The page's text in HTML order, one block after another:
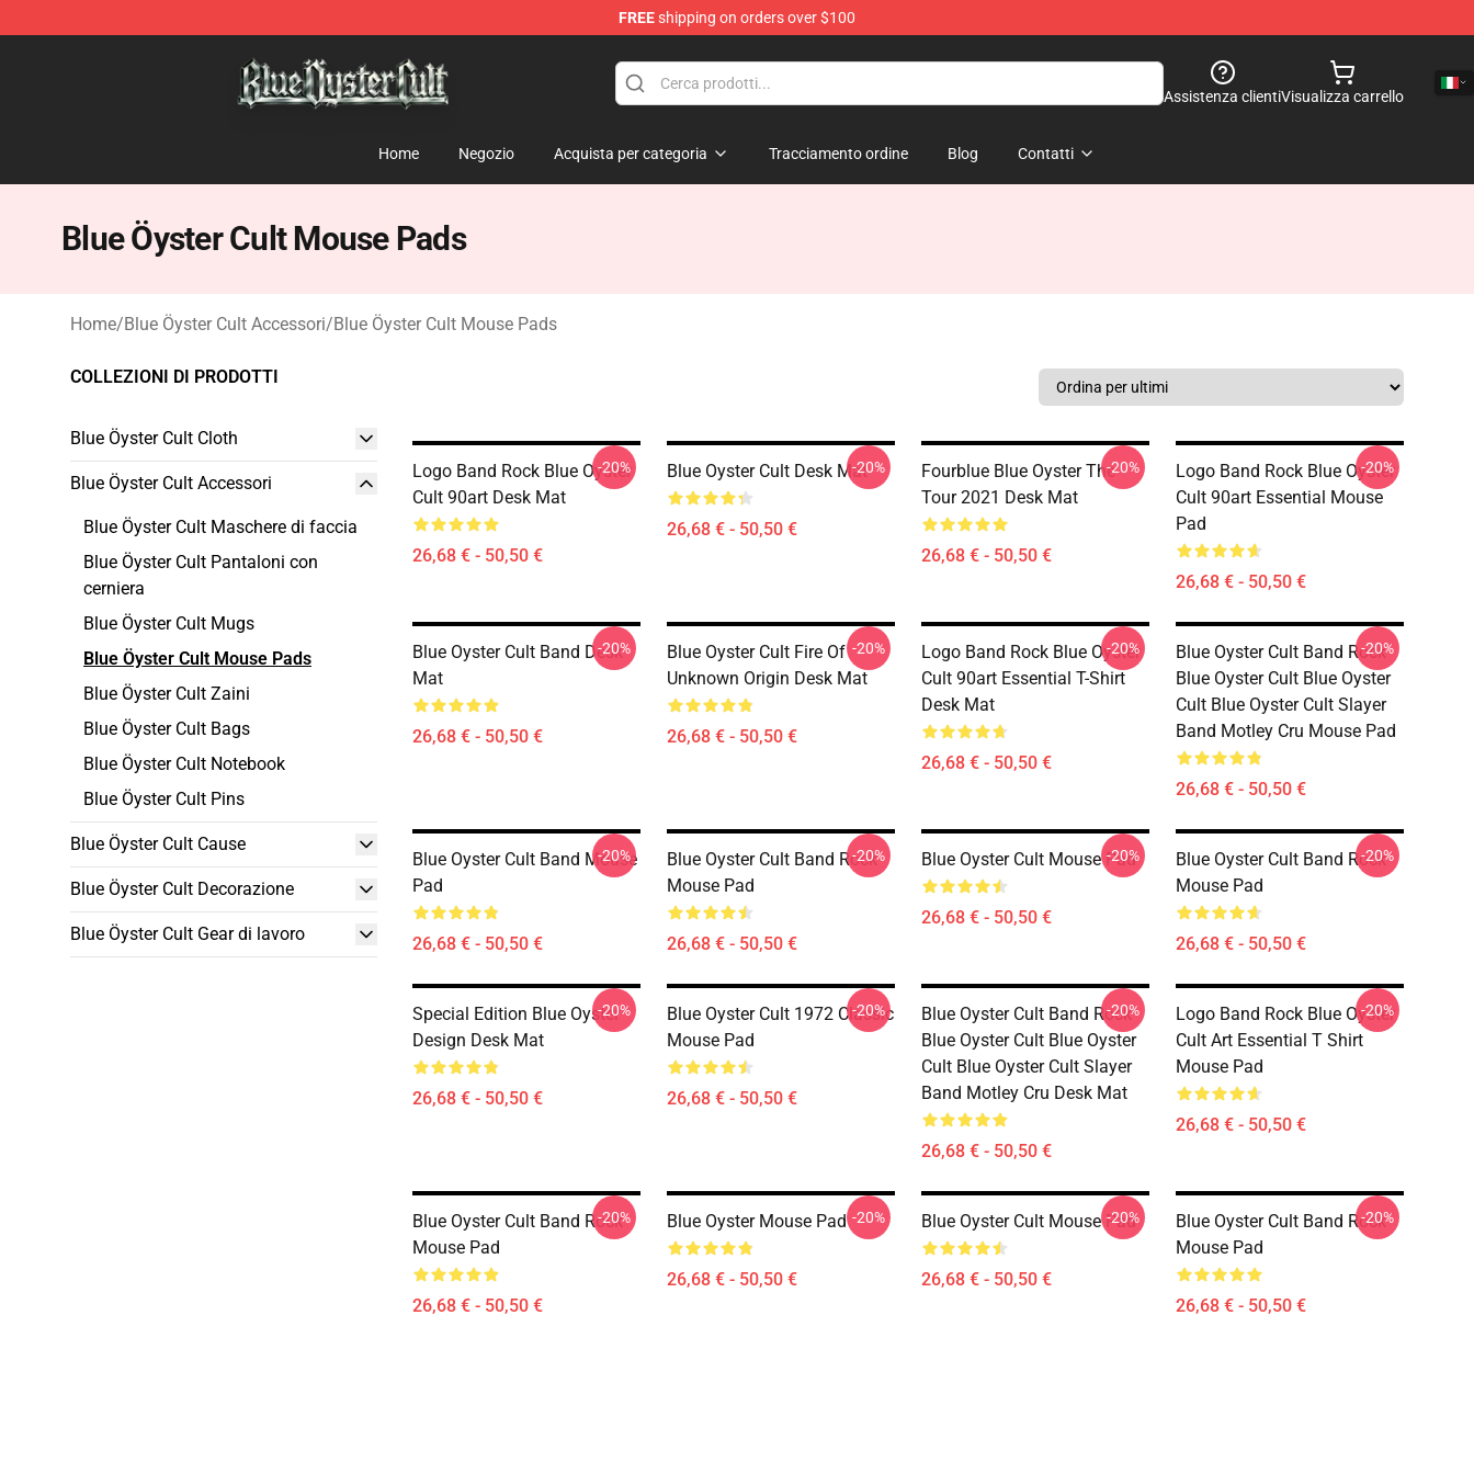
FREEshipping on orders over $100
Assistenza clientiVisualizza carrello
Home Negozio Acquista per categoria Tracciamento ordine Blog Contatti
Blue Öyster Cult Mouse Pads
Home/Blue Öyster Cult Accessori/Blue Öyster Cult Mouse Pads
COLLEZIONI DI PRODOTTI
Blue Öyster Cult Cloth
Blue Öyster Cult Accessori
Blue Öyster Cult Maschere di faccia
Blue Öyster Cult Pantaloni con
cerniera
Blue Öyster Cult Mugs
Blue Öyster Cult Mouse Pads
Blue Öyster Cult Zaini
Blue Öyster Cult Bags
Blue Öyster Cult Notebook
Blue Öyster Cult Pins
Blue Öyster Cult Cause
Blue Öyster Cult Decorazione
Blue Öyster Cult Gear di lavoro
Logo Band Rock Blue Oyster
Cult 90art Desk Mat
26,68 € - 50,50 €
-20% Blue Oyster Cult Desk Mat
26,68 € - 50,50 €
-20%
Fourblue Blue Oyster The
Tour 2021 Desk Mat
26,68 € - 50,50 €
-20%
Logo Band Rock Blue Oyster
Cult 90art Essential Mouse
Pad
26,68 € - 50,50 €
-20%
Blue Oyster Cult Band Desk
Mat
26,68 € - 50,50 €
-20%
Blue Oyster Cult Fire Of
Unknown Origin Desk Mat
26,68 € - 50,50 €
-20%
Logo Band Rock Blue Oyster
Cult 90art Essential T-Shirt
Desk Mat
26,68 € - 50,50 €
-20%
Blue Oyster Cult Band Rock
Blue Oyster Cult Blue Oyster
Cult Blue Oyster Cult Slayer
Band Motley Cru Mouse Pad
26,68 € - 50,50 €
-20%
Blue Oyster Cult Band Mouse
Pad
26,68 € - 50,50 €
-20%
Blue Oyster Cult Band Rock
Mouse Pad
26,68 € - 50,50 €
-20% Blue Oyster Cult Mouse Pad
26,68 € - 50,50 €
-20%
Blue Oyster Cult Band Rock
Mouse Pad
26,68 € - 50,50 €
-20%
Special Edition Blue Oyster
Design Desk Mat
26,68 € - 50,50 €
-20%
Blue Oyster Cult 1972 Classic
Mouse Pad
26,68 € - 50,50 €
-20%
Blue Oyster Cult Band Rock
Blue Oyster Cult Blue Oyster
Cult Blue Oyster Cult Slayer
Band Motley Cru Desk Mat
26,68 € - 50,50 €
-20%
Logo Band Rock Blue Oyster
Cult Art Essential T Shirt
Mouse Pad
26,68 € - 50,50 €
-20%
Blue Oyster Cult Band Rock
Mouse Pad
26,68 € - 50,50 €
-20% Blue Oyster Mouse Pad
26,68 € - 50,50 €
-20% Blue Oyster Cult Mouse Pad
26,68 € - 50,50 €
-20%
Blue Oyster Cult Band Rock
Mouse Pad
26,68 € - 50,50 €
-20%